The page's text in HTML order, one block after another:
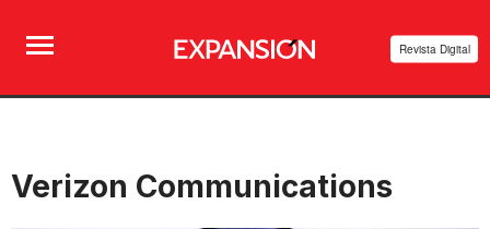
Revista Digital
Verizon Communications